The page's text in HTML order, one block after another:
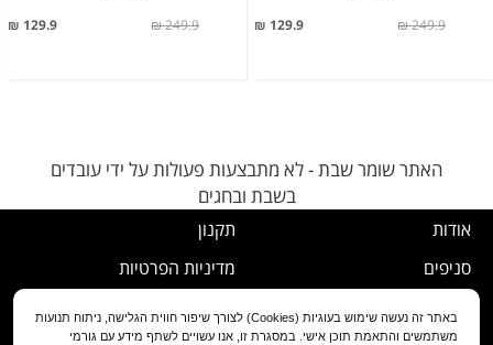
129.9 ₪ 249.9 ₪
129.9 ₪ 249.9 ₪
האתר שומר שבת - לא מתבצעות פעולות על ידי עובדים
בשבת ובחגים
אודות
סניפים
תקנון
מדיניות הפרטיות
נוהל ביטול עסקה
באתר זה נעשה שימוש בעוגיות (Cookies) לצורך שיפור חווית הגלישה, ניתוח תנועות
משתמשים והתאמת תוכן אישי. במסגרת זו, אנו עשויים לשתף מידע עם גורמי